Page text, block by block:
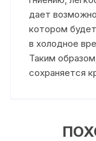
дает
котором
в холодное
Таким
сохраняется